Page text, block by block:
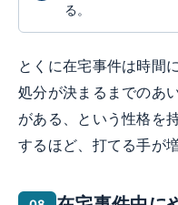
る。
とくに在宅事件は時間
処分が決まるまでのあ
がある、という性格を
するほど、打てる手が